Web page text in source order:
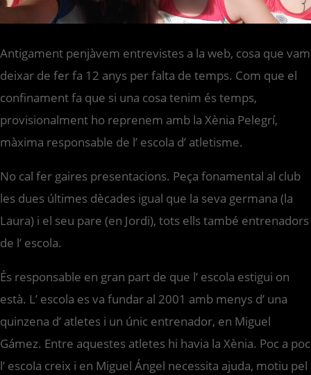
Antigament penjàvem entrevistes a la web, cosa que vam
deixar de fer fa 12 anys per falta de temps. Com que el
confinament fa que si una cosa tenim és temps,
provisionalment ho reprenem amb la Xènia Pelegrí,
màxima responsable de l’ escola d’ atletisme.
No cal fer gaires presentacions. Peça fonamental al club
les dues últimes dècades igual que la seva germana (la
Laura) i el seu pare (en Jordi), tots ells també entrenadors
de l’ escola.
És responsable en gran part de que l’ escola estigui on
està. L’ escola es va fundar al 2001 amb menys d’ una
quinzena d’ atletes i un únic entrenador, en Miguel
Gámez. Entre aquestes atletes hi havia la Xènia. Poc a poc
l’ escola creix i en Miguel Ángel necessita ajuda, motiu pel